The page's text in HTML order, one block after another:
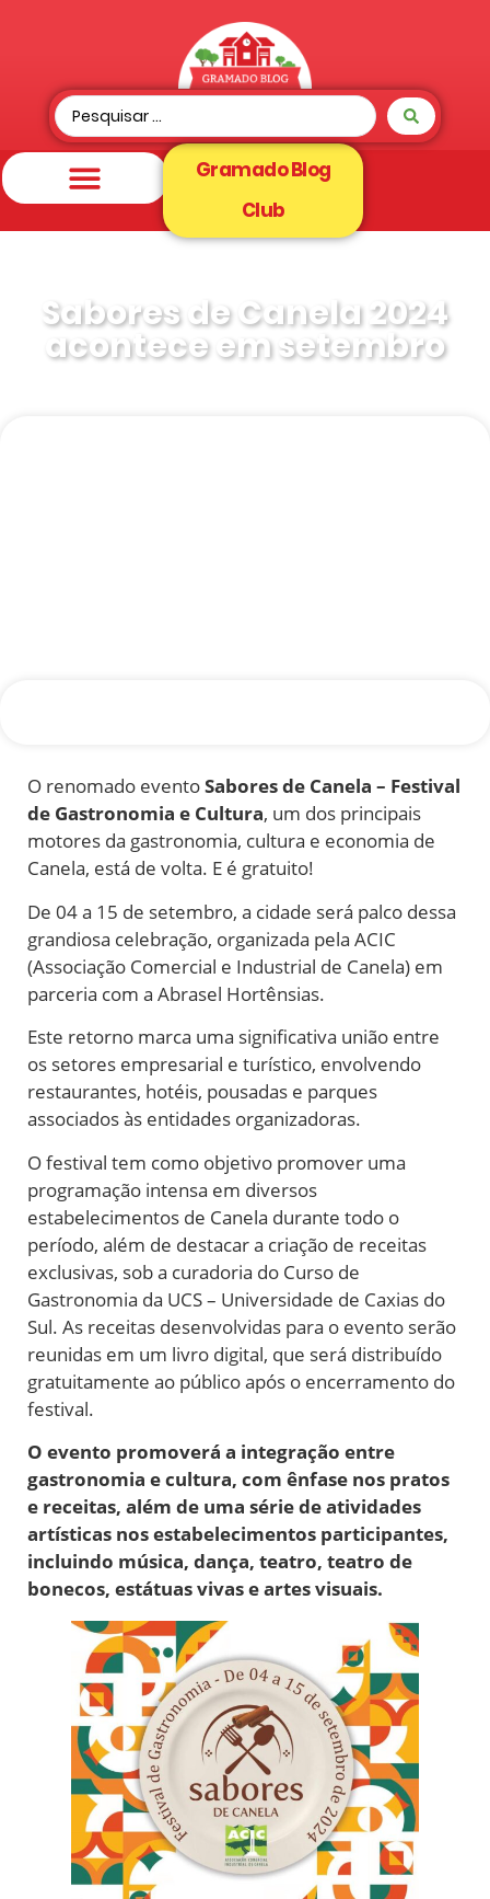
Gramado Blog
Club
Sabores de Canela 2024
acontece em setembro
O renomado eventoSabores de Canela – Festival
de Gastronomia e Cultura, um dos principais
motores da gastronomia, cultura e economia de
Canela, está de volta. E é gratuito!
De 04 a 15 de setembro, a cidade será palco dessa
grandiosa celebração, organizada pela ACIC
(Associação Comercial e Industrial de Canela) em
parceria com a Abrasel Hortênsias.
Este retorno marca uma significativa união entre
os setores empresarial e turístico, envolvendo
restaurantes, hotéis, pousadas e parques
associados às entidades organizadoras.
O festival tem como objetivo promover uma
programação intensa em diversos
estabelecimentos de Canela durante todo o
período, além de destacar a criação de receitas
exclusivas, sob a curadoria do Curso de
Gastronomia da UCS – Universidade de Caxias do
Sul. As receitas desenvolvidas para o evento serão
reunidas em um livro digital, que será distribuído
gratuitamente ao público após o encerramento do
festival.
O evento promoverá a integração entre
gastronomia e cultura, com ênfase nos pratos
e receitas, além de uma série de atividades
artísticas nos estabelecimentos participantes,
incluindo música, dança, teatro, teatro de
bonecos, estátuas vivas e artes visuais.